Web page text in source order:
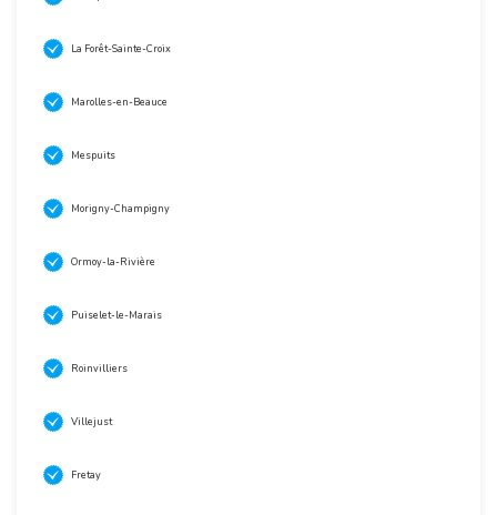
La Forêt-Sainte-Croix
Marolles-en-Beauce
Mespuits
Morigny-Champigny
Ormoy-la-Rivière
Puiselet-le-Marais
Roinvilliers
Villejust
Fretay